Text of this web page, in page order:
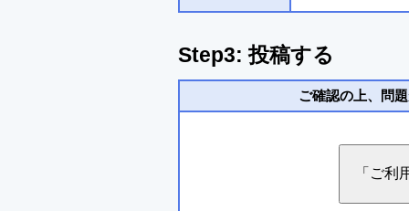
Step3: 投稿する
ご確認の上、問